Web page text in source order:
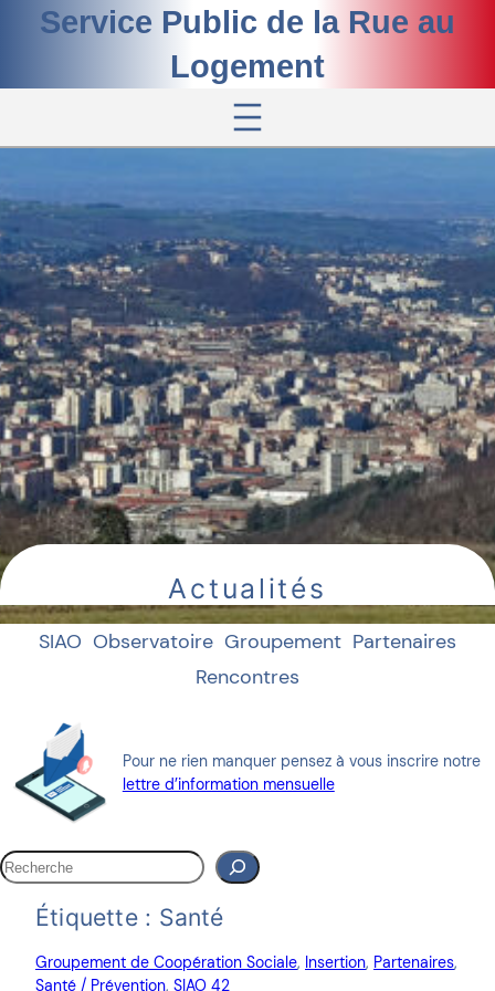
Service Public de la Rue au
Logement
Actualités
SIAO Observatoire Groupement Partenaires
Rencontres
Pour ne rien manquer pensez à vous inscrire notre
lettre d’information mensuelle
R
e
Étiquette : Santé
Groupement de Coopération Sociale, Insertion, Partenaires
Santé / Prévention, SIAO 42